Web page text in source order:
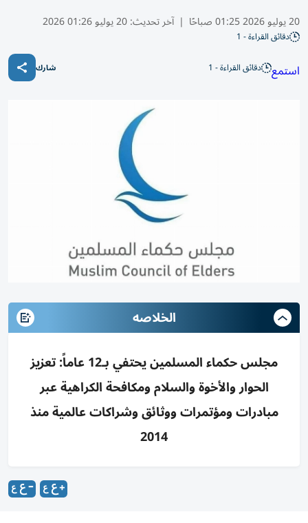
20 يوليو 2026 01:25 صباحًا | آخر تحديث:20 يوليو 01:26 2026
دقائق القراءة - 1
استمع دقائق القراءة - 1 شارك
الخلاصه
مجلس حكماء المسلمين يحتفي بـ12 عاماً: تعزيز
الحوار والأخوة والسلام ومكافحة الكراهية عبر
مبادرات ومؤتمرات ووثائق وشراكات عالمية منذ
2014